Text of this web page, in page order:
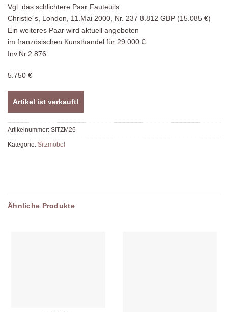
Vgl. das schlichtere Paar Fauteuils
Christie´s, London, 11.Mai 2000, Nr. 237 8.812 GBP (15.085 €)
Ein weiteres Paar wird aktuell angeboten
im französischen Kunsthandel für 29.000 €
Inv.Nr.2.876
5.750 €
Artikel ist verkauft!
Artikelnummer: SITZM26
Kategorie: Sitzmöbel
Ähnliche Produkte